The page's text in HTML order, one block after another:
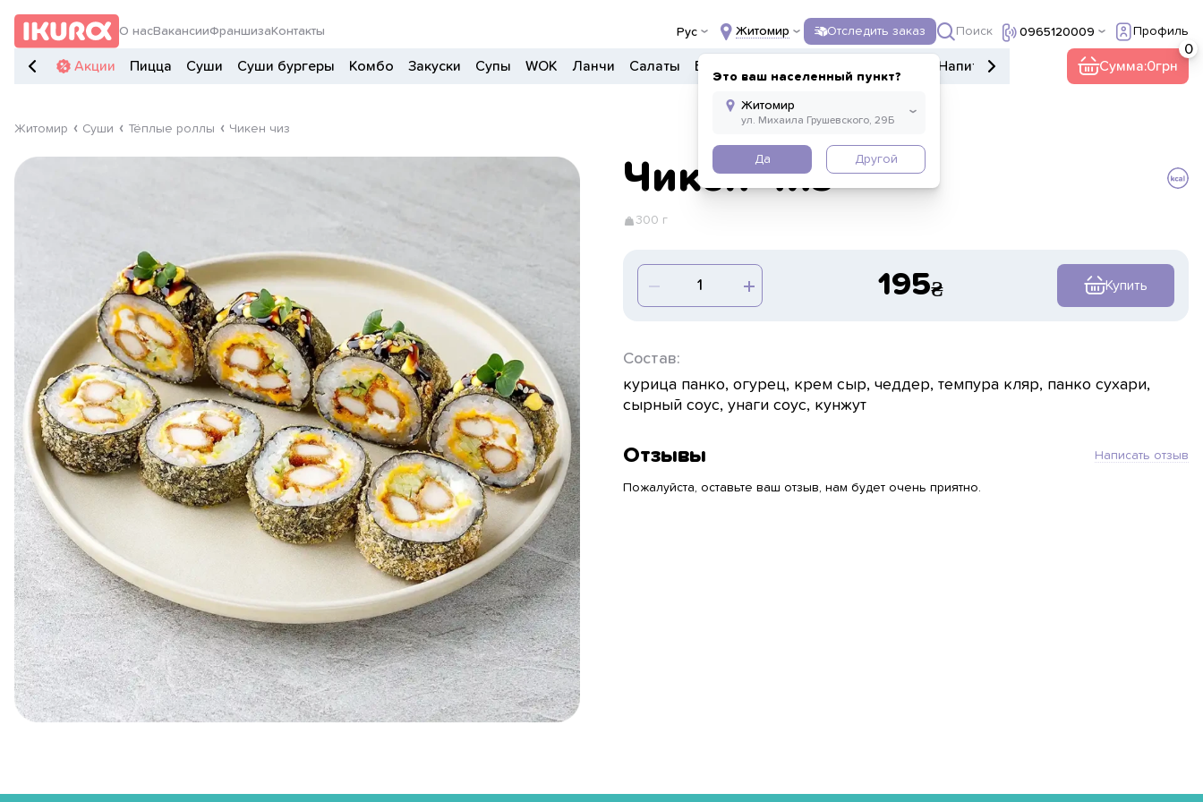
О насВакансииФраншиза Контакты Рус Житомир
Это ваш населенный пункт?
Да Другой
Отследить заказ Поиск 0965120009 Профиль
Акции Пицца Суши Суши бургеры Комбо Закуски Супы WOK Ланчи Салаты Боулы Напитки Сумма:0
Житомир Суши Тёплые роллы Чикен чиз
Чикен чиз
300 г
195 Купить
Состав:
курица панко, огурец, крем сыр, чеддер, темпура кляр, панко сухари,
сырный соус, унаги соус, кунжут
Отзывы Написать отзыв
Пожалуйста, оставьте ваш отзыв, нам будет очень приятно.